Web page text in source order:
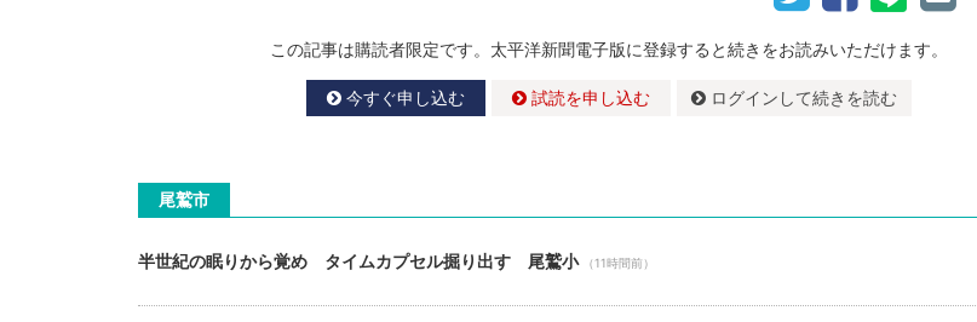
この記事は購読者限定です。太平洋新聞電子版に登録すると続きをお読みいただけます。
今すぐ申し込む 試読を申し込む ログインして続きを読む
尾鷲市
半世紀の眠りから覚め タイムカプセル掘り出す 尾鷲小 （11時間前）